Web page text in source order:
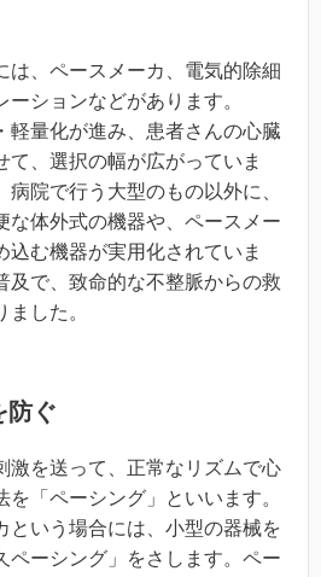
は、ペースメーカ、電気的除細
ションなどがあります。
軽量化が進み、患者さんの心臓
て、選択の幅が広がっていま
院で行う大型のもの以外に、
な体外式の機器や、ペースメー
込む機器が実用化されていま
及で、致命的な不整脈からの救
した。
防ぐ
激を送って、正常なリズムで心
「ペーシング」といいます。
という場合には、小型の器械を
ペーシング」をさします。ペー